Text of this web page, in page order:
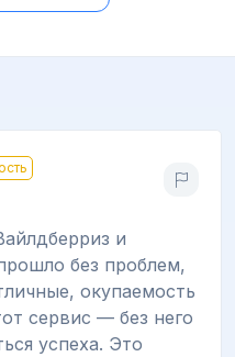
и
без проблем,
окупаемость
сервис — без него
успеха. Это